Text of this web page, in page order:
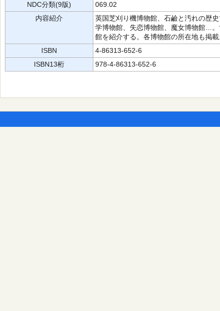
NDC分類(9版)
069.02
内容紹介
英国芝刈り機博物館、石鹼と汚れの歴
学博物館、失恋博物館、魔女博物館…
館を紹介する。各博物館の所在地も掲
ISBN
4-86313-652-6
ISBN13桁
978-4-86313-652-6